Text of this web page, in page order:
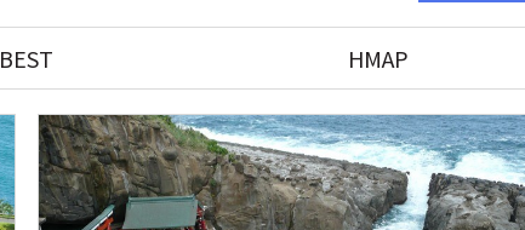
BEST HMAP